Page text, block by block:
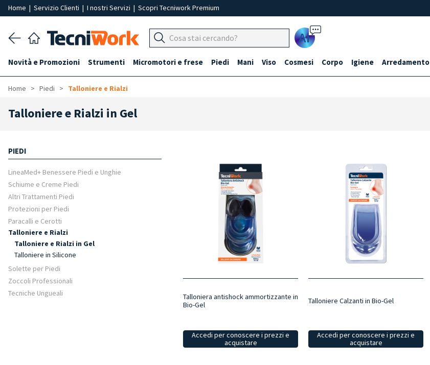
Home | Servizio Clienti | I nostri Servizi | Scopri Tecniwork Premium
Ai
Novità e Promozioni Strumenti Micromotori e frese Piedi Mani Viso Cosmesi Corpo Igiene Arredamento
Home Piedi Talloniere e Rialzi
Talloniere e Rialzi in Gel
PIEDI
LineaMed+ Benessere Piedi e Unghie
Schiume e Creme Piedi
Altri Trattamenti Piedi
Protezioni per Piedi
Paracalli e Cerotti
Talloniere e Rialzi
Talloniere e Rialzi in Gel
Talloniere in Silicone
Solette per Piedi
Zoccoli Professionali
Tecniche Ungueali
Talloniera antishock ammortizzante in
Bio-Gel
Accedi per conoscere i prezzi e
acquistare
Talloniere Calzanti in Bio-Gel
Accedi per conoscere i prezzi e
acquistare